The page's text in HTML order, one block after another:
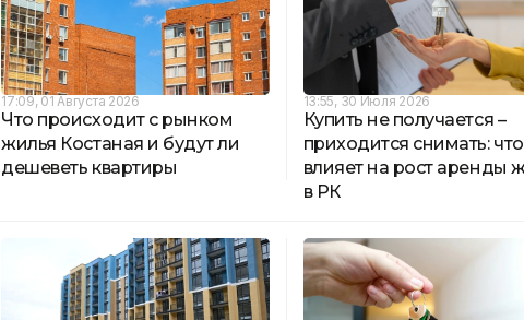
17:09, 01 Августа 2026
Что происходит с рынком
жилья Костаная и будут ли
дешеветь квартиры
13:55, 30 Июля 2026
Купить не получается –
приходится снимать: что
влияет на рост аренды
в РК